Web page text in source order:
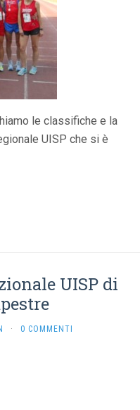
le classifiche e la
UISP che si è
UISP di
· 0 COMMENTI